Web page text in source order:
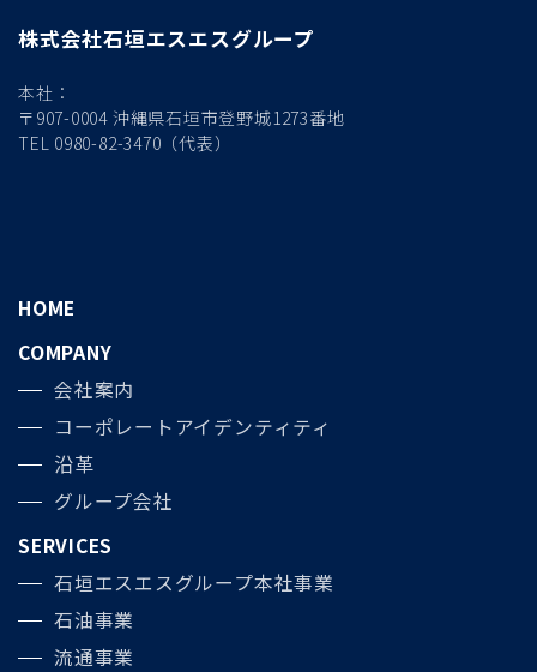
株式会社石垣エスエスグループ
本社：
〒907-0004 沖縄県石垣市登野城1273番地
TEL 0980-82-3470（代表）
HOME
COMPANY
会社案内
コーポレートアイデンティティ
沿革
グループ会社
SERVICES
石垣エスエスグループ本社事業
石油事業
流通事業